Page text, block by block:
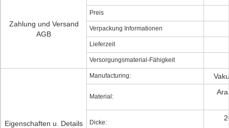
Zahlung und Versand
AGB
Preis
Verpackung Informationen
Lieferzeit
Versorgungsmaterial-Fähigkeit
Eigenschaften u. Details
Manufacturing:
Material:
Dicke: